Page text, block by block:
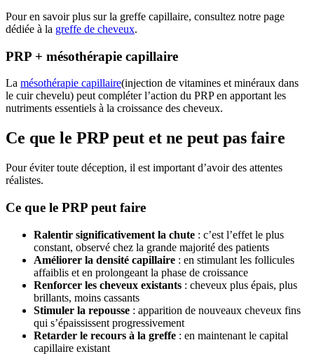
Pour en savoir plus sur la greffe capillaire, consultez notre page
dédiée à la greffe de cheveux.
PRP + mésothérapie capillaire
La mésothérapie capillaire(injection de vitamines et minéraux dans
le cuir chevelu) peut compléter l’action du PRP en apportant les
nutriments essentiels à la croissance des cheveux.
Ce que le PRP peut et ne peut pas faire
Pour éviter toute déception, il est important d’avoir des attentes
réalistes.
Ce que le PRP peut faire
Ralentir significativement la chute : c’est l’effet le plus
constant, observé chez la grande majorité des patients
Améliorer la densité capillaire : en stimulant les follicules
affaiblis et en prolongeant la phase de croissance
Renforcer les cheveux existants : cheveux plus épais, plus
brillants, moins cassants
Stimuler la repousse : apparition de nouveaux cheveux fins
qui s’épaississent progressivement
Retarder le recours à la greffe : en maintenant le capital
capillaire existant